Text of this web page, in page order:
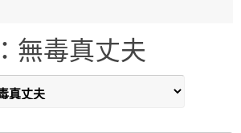
無毒真丈夫